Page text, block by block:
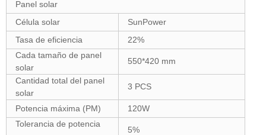
Panel solar
Célula solar
SunPower
Tasa de eficiencia
22%
Cada tamaño de panel
solar
550*420 mm
Cantidad total del panel
solar
3 PCS
Potencia máxima (PM)
120W
Tolerancia de potencia
5%